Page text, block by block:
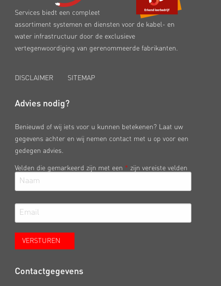
Services biedt een compleet
assortiment systemen en diensten voor de kabel- en
water infrastructuur door de exclusieve
vertegenwoordiging van gerenommeerde fabrikanten.
DISCLAIMER SITEMAP
Advies nodig?
Benieuwd of wij iets voor u kunnen betekenen? Laat uw
gegevens achter en wij nemen contact met u op voor een
gedegen advies.
Velden die gemarkeerd zijn met een * zijn vereiste velden
Contactgegevens